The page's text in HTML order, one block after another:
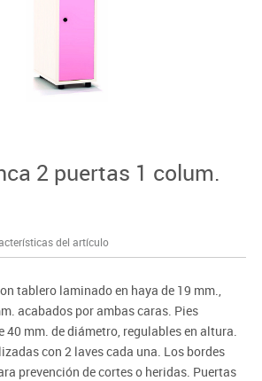
2 puertas 1 colum.
del artículo
tablero laminado en haya de 19 mm.,
acabados por ambas caras. Pies
40 mm. de diámetro, regulables en altura.
con 2 laves cada una. Los bordes
prevención de cortes o heridas. Puertas